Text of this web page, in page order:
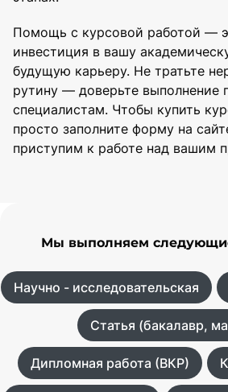
Помощь с курсовой работой —
инвестиция в вашу
будущую карьеру. Не тратьте
рутину — доверьте выполнение
специалистам. Чтобы купить
просто заполните форму на
приступим к работе над вашим
Мы выполняем
Научно - исследовательская
Статья (бакалавр,
Дипломная работа (ВКР)